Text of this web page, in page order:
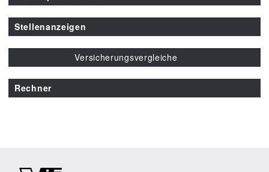
Stellenanzeigen
Versicherungsvergleiche
Rechner